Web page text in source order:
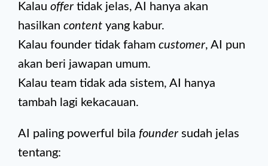
Kalau offer tidak jelas, AI hanya akan
hasilkan content yang kabur.
Kalau founder tidak faham customer, AI pun
akan beri jawapan umum.
Kalau team tidak ada sistem, AI hanya
tambah lagi kekacauan.
AI paling powerful bila founder sudah jelas
tentang: